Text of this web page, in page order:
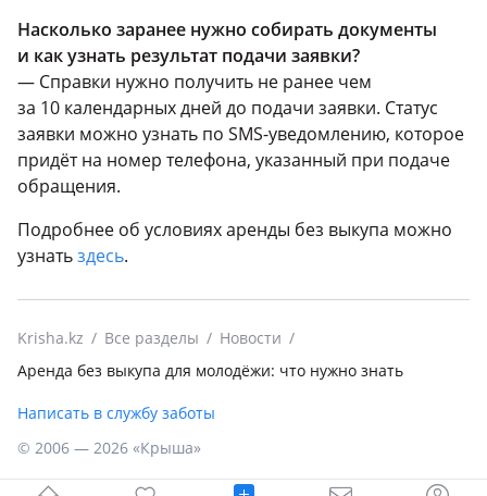
Насколько заранее нужно собирать документы
и как узнать результат подачи заявки?
— Справки нужно получить не ранее чем
за 10 календарных дней до подачи заявки. Статус
заявки можно узнать по SMS-уведомлению, которое
придёт на номер телефона, указанный при подаче
обращения.
Подробнее об условиях аренды без выкупа можно
узнатьздесь.
Krisha.kz Все разделы
Новости
Аренда без выкупа для молодёжи: что нужно знать
Написать в службу заботы
© 2006 — 2026 «Крыша»